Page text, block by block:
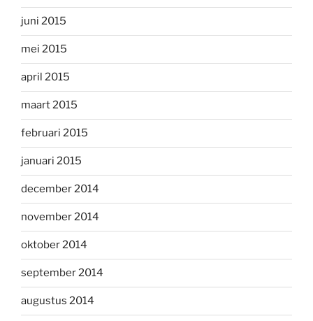
juni 2015
mei 2015
april 2015
maart 2015
februari 2015
januari 2015
december 2014
november 2014
oktober 2014
september 2014
augustus 2014